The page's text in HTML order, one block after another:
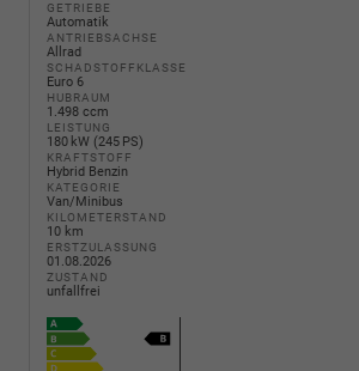
GETRIEBE
Automatik
ANTRIEBSACHSE
Allrad
SCHADSTOFFKLASSE
Euro 6
HUBRAUM
1.498 ccm
LEISTUNG
180 kW (245 PS)
KRAFTSTOFF
Hybrid Benzin
KATEGORIE
Van/Minibus
KILOMETERSTAND
10 km
ERSTZULASSUNG
01.08.2026
ZUSTAND
unfallfrei